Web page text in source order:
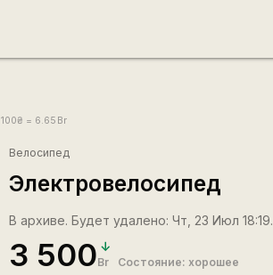
100₴ = 6.65 Br
Велосипед
Электровелосипед
В архиве. Будет удалено: Чт, 23 Июл 18:19.
3 500Br Состояние: хорошее